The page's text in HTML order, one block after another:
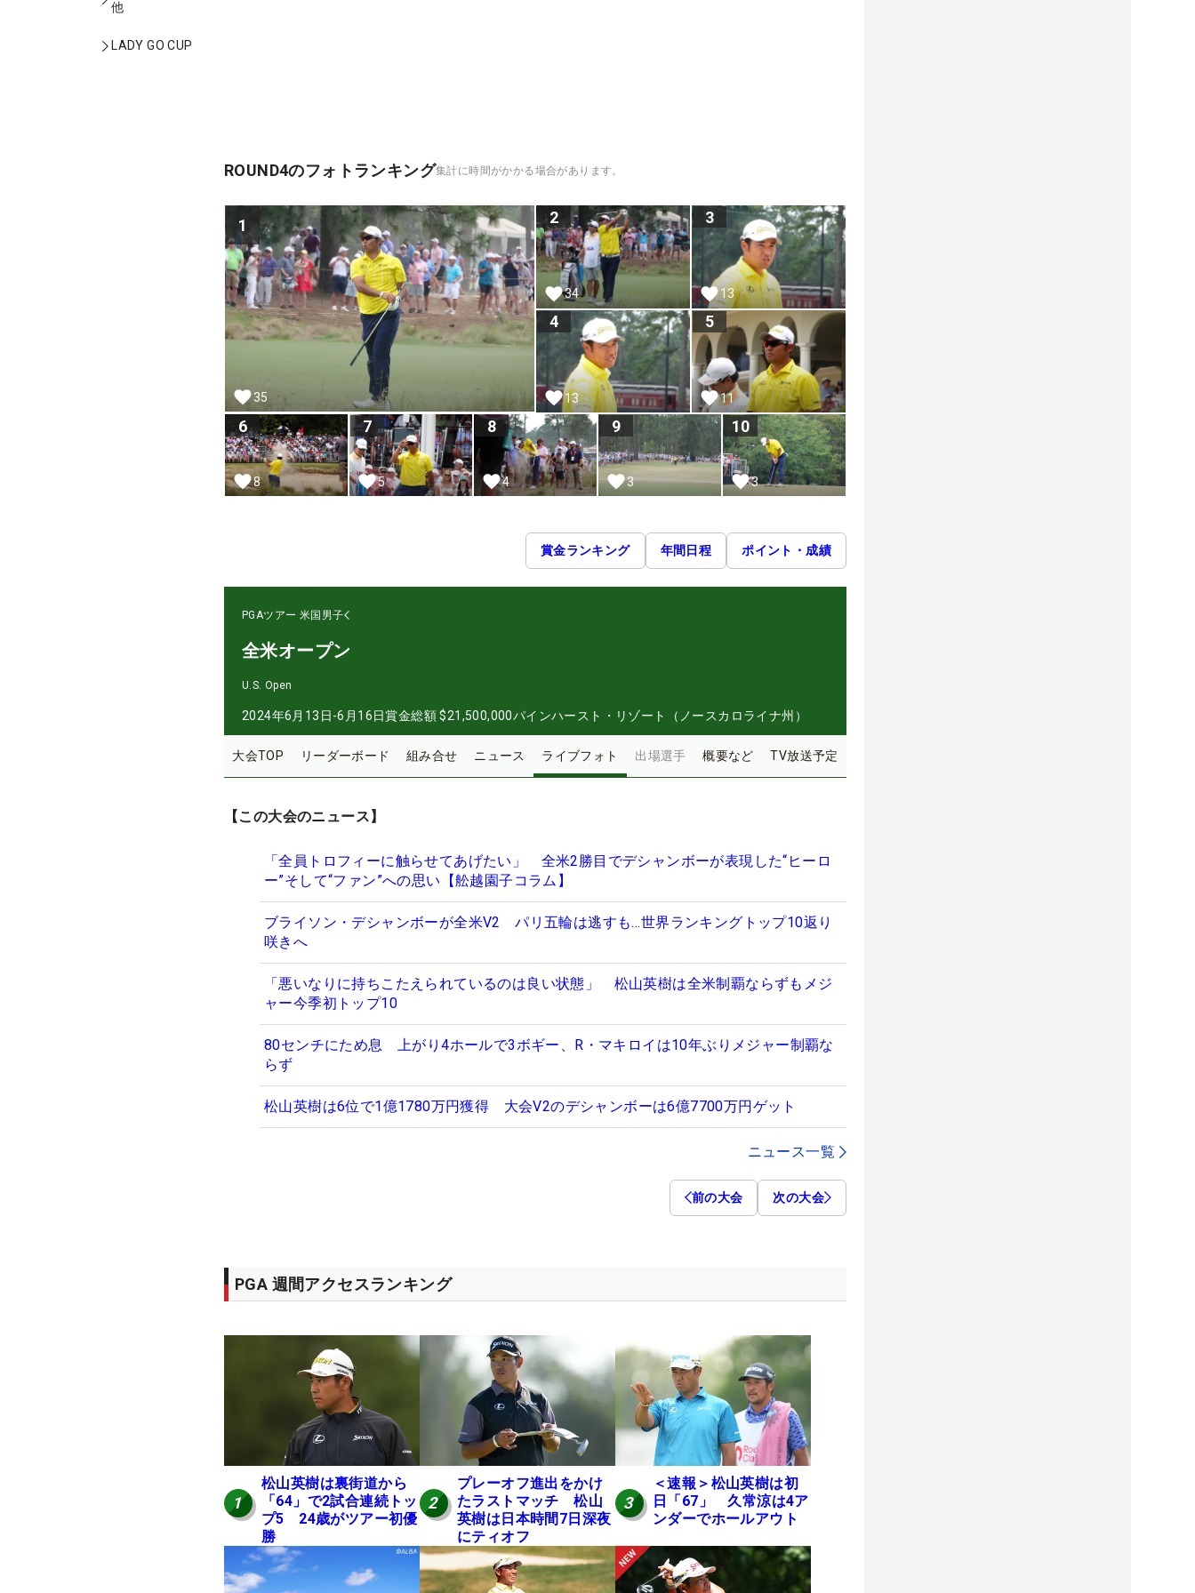
他
LADY GO CUP
ROUND4のフォトランキング集計に時間がかかる場合があります。
1
35
2
34
3
13
4
13
5
11
6
8
7
5
8
4
9
3
10
3
賞金ランキング 年間日程 ポイント・成績
PGAツアー 米国男子
全米オープン
U.S. Open
2024年6月13日-6月16日賞金総額 $21,500,000パインハースト・リゾート（ノースカロライナ州）
大会TOP リーダーボード 組み合せ ニュース ライブフォト 出場選手 概要など TV放送予定
【この大会のニュース】
「全員トロフィーに触らせてあげたい」 全米2勝目でデシャンボーが表現した“ヒーロ
ー”そして“ファン”への思い【舩越園子コラム】
ブライソン・デシャンボーが全米V2 パリ五輪は逃すも…世界ランキングトップ10返り
咲きへ
「悪いなりに持ちこたえられているのは良い状態」 松山英樹は全米制覇ならずもメジ
ャー今季初トップ10
80センチにため息 上がり4ホールで3ボギー、R・マキロイは10年ぶりメジャー制覇な
らず
松山英樹は6位で1億1780万円獲得 大会V2のデシャンボーは6億7700万円ゲット
ニュース一覧
前の大会 次の大会
PGA 週間アクセスランキング
1
松山英樹は裏街道から
「64」で2試合連続トッ
プ5 24歳がツアー初優
勝
2
プレーオフ進出をかけ
たラストマッチ 松山
英樹は日本時間7日深夜
にティオフ
3
＜速報＞松山英樹は初
日「67」 久常涼は4ア
ンダーでホールアウト